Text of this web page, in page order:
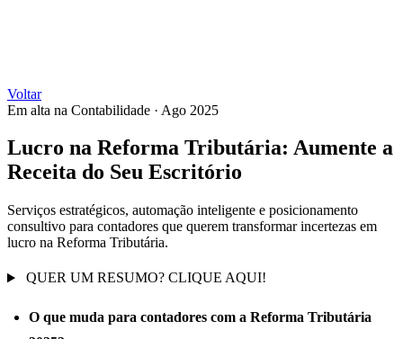
Voltar
Em alta na Contabilidade · Ago 2025
Lucro na Reforma Tributária: Aumente a
Receita do Seu Escritório
Serviços estratégicos, automação inteligente e posicionamento
consultivo para contadores que querem transformar incertezas em
lucro na Reforma Tributária.
QUER UM RESUMO? CLIQUE AQUI!
O que muda para contadores com a Reforma Tributária